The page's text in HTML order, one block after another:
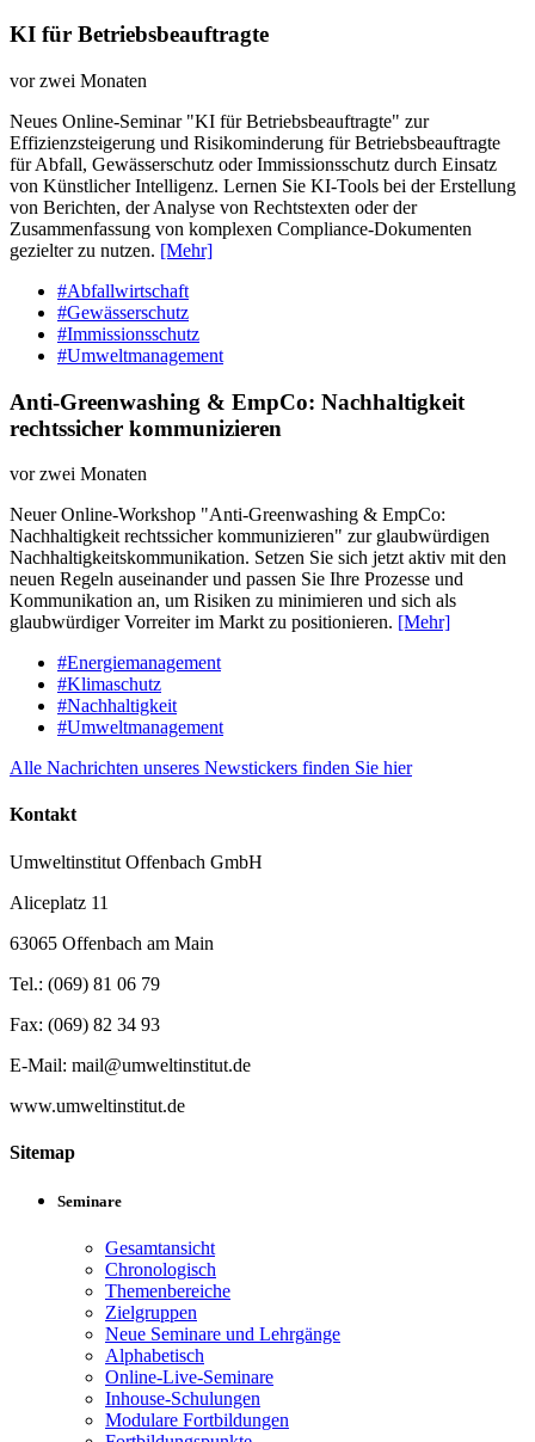
KI für Betriebsbeauftragte
vor zwei Monaten
Neues Online-Seminar "KI für Betriebsbeauftragte" zur
Effizienzsteigerung und Risikominderung für Betriebsbeauftragte
für Abfall, Gewässerschutz oder Immissionsschutz durch Einsatz
von Künstlicher Intelligenz. Lernen Sie KI-Tools bei der Erstellung
von Berichten, der Analyse von Rechtstexten oder der
Zusammenfassung von komplexen Compliance-Dokumenten
gezielter zu nutzen. [Mehr]
#Abfallwirtschaft
#Gewässerschutz
#Immissionsschutz
#Umweltmanagement
Anti-Greenwashing & EmpCo: Nachhaltigkeit
rechtssicher kommunizieren
vor zwei Monaten
Neuer Online-Workshop "Anti-Greenwashing & EmpCo:
Nachhaltigkeit rechtssicher kommunizieren" zur glaubwürdigen
Nachhaltigkeitskommunikation. Setzen Sie sich jetzt aktiv mit den
neuen Regeln auseinander und passen Sie Ihre Prozesse und
Kommunikation an, um Risiken zu minimieren und sich als
glaubwürdiger Vorreiter im Markt zu positionieren. [Mehr]
#Energiemanagement
#Klimaschutz
#Nachhaltigkeit
#Umweltmanagement
Alle Nachrichten unseres Newstickers finden Sie hier
Kontakt
Umweltinstitut Offenbach GmbH
Aliceplatz 11
63065 Offenbach am Main
Tel.: (069) 81 06 79
Fax: (069) 82 34 93
E-Mail: mail@umweltinstitut.de
www.umweltinstitut.de
Sitemap
Seminare
Gesamtansicht
Chronologisch
Themenbereiche
Zielgruppen
Neue Seminare und Lehrgänge
Alphabetisch
Online-Live-Seminare
Inhouse-Schulungen
Modulare Fortbildungen